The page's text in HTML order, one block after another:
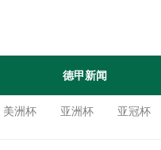
德甲新闻
美洲杯 亚洲杯 亚冠杯